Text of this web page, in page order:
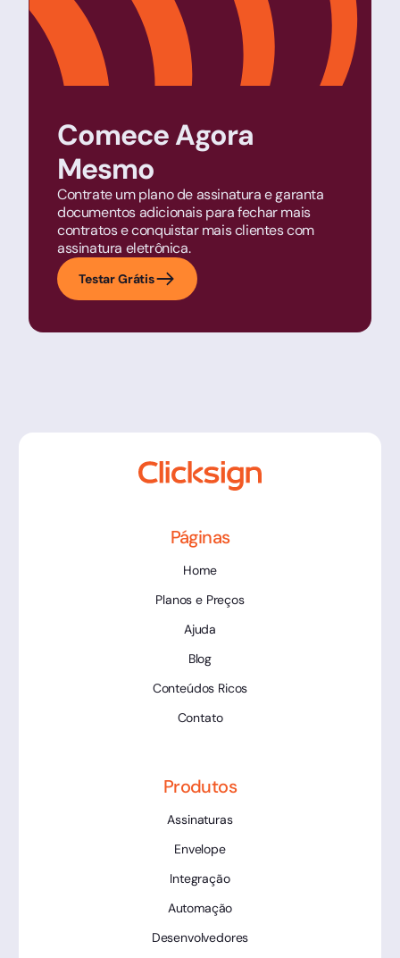
Comece Agora
Mesmo
Contrate um plano de assinatura e garanta
documentos adicionais para fechar mais
contratos e conquistar mais clientes com
assinatura eletrônica.
Testar Grátis
Páginas
Home
Planos e Preços
Ajuda
Blog
Conteúdos Ricos
Contato
Produtos
Assinaturas
Envelope
Integração
Automação
Desenvolvedores